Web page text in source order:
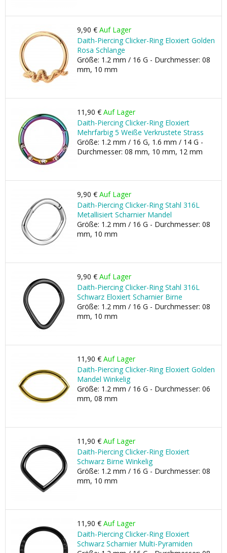
9,90 € Auf Lager
Daith-Piercing Clicker-Ring Eloxiert Golden
Rosa Schlange
Größe: 1.2 mm / 16 G - Durchmesser: 08
mm, 10 mm
11,90 € Auf Lager
Daith-Piercing Clicker-Ring Eloxiert
Mehrfarbig 5 Weiße Verkrustete Strass
Größe: 1.2 mm / 16 G, 1.6 mm / 14 G -
Durchmesser: 08 mm, 10 mm, 12 mm
9,90 € Auf Lager
Daith-Piercing Clicker-Ring Stahl 316L
Metallisiert Scharnier Mandel
Größe: 1.2 mm / 16 G - Durchmesser: 08
mm, 10 mm
9,90 € Auf Lager
Daith-Piercing Clicker-Ring Stahl 316L
Schwarz Eloxiert Scharnier Birne
Größe: 1.2 mm / 16 G - Durchmesser: 08
mm, 10 mm
11,90 € Auf Lager
Daith-Piercing Clicker-Ring Eloxiert Golden
Mandel Winkelig
Größe: 1.2 mm / 16 G - Durchmesser: 06
mm, 08 mm
11,90 € Auf Lager
Daith-Piercing Clicker-Ring Eloxiert
Schwarz Birne Winkelig
Größe: 1.2 mm / 16 G - Durchmesser: 08
mm, 10 mm
11,90 € Auf Lager
Daith-Piercing Clicker-Ring Eloxiert
Schwarz Scharnier Multi-Pyramiden